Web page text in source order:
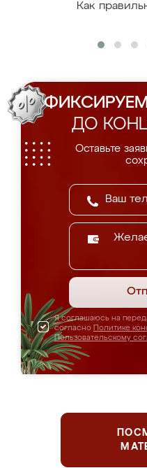
Как
ДО
Оставьте
Я соглашаюсь на
согласно Политике
Пользовательскому